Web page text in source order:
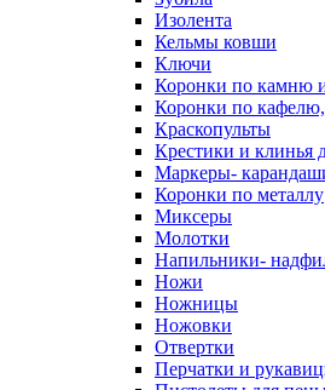
Изолента
Кельмы ковши
Ключи
Коронки по камню
Коронки по
Краскопульты
Крестики и клинья
Маркеры-
Коронки по металлу
Миксеры
Молотки
Напильники-
Ножи
Ножницы
Ножовки
Отвертки
Перчатки и